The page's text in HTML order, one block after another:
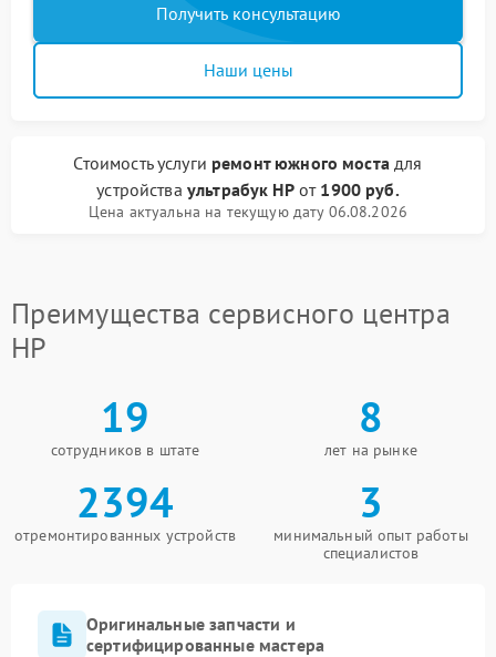
Получить консультацию
Наши цены
Стоимость услуги ремонт южного мостадля
устройства ультрабук HPот 1900 руб.
Цена актуальна на текущую дату 06.08.2026
Преимущества сервисного центра
HP
19
сотрудников в штате
8
лет на рынке
2394
отремонтированных устройств
3
минимальный опыт работы
специалистов
Оригинальные запчасти и
сертифицированные мастера